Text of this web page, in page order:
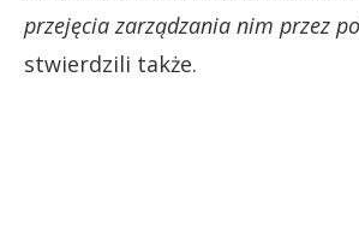
przejęcia zarządzania nim przez
stwierdzili także.